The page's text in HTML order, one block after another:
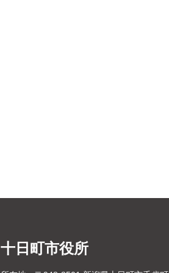
十日町市役所